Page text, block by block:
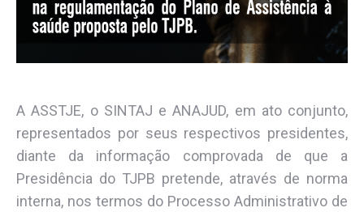
A ASSTJE, o SINTAJ e ANAJUD, em ato conjunto,
representados por seus respectivos presidentes,
diante da informação comprovada de que a
Presidência do TJPB pretende, através de norma
interna, nos termos do Processo Administrativo de